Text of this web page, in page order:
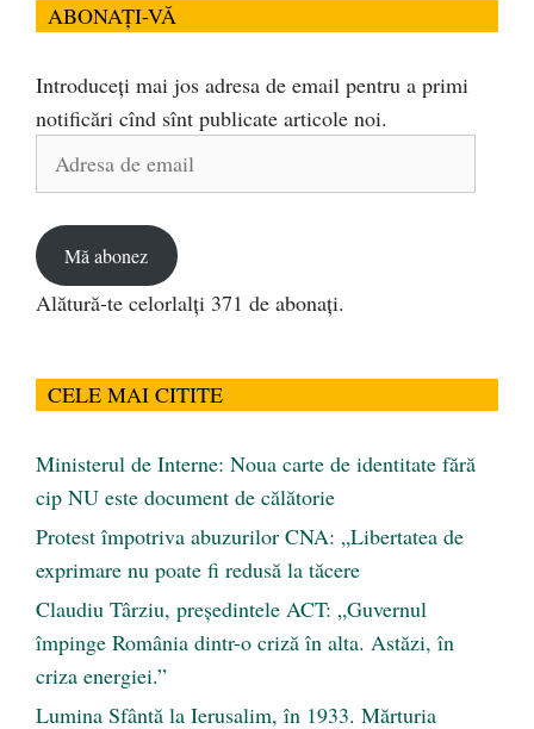
ABONAȚI-VĂ
Introduceți mai jos adresa de email pentru a primi
notificări cînd sînt publicate articole noi.
Adresa
Mă abonez
Alătură-te celorlalți 371 de abonați.
CELE MAI CITITE
Ministerul de Interne: Noua carte de identitate fără
cip NU este document de călătorie
Protest împotriva abuzurilor CNA: „Libertatea de
exprimare nu poate fi redusă la tăcere
Claudiu Târziu, președintele ACT: „Guvernul
împinge România dintr-o criză în alta. Astăzi, în
criza energiei.”
Lumina Sfântă la Ierusalim, în 1933. Mărturia